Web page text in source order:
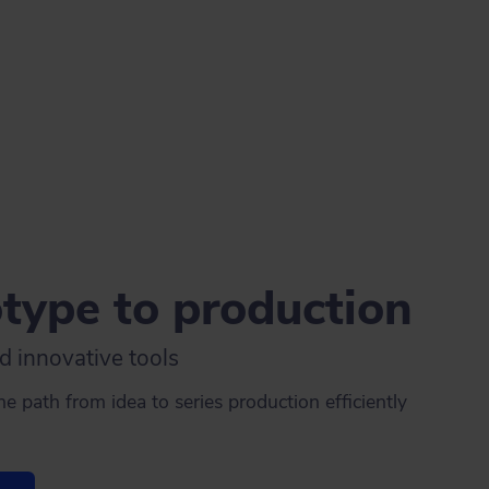
to production
innovative tools
path from idea to series production efficiently